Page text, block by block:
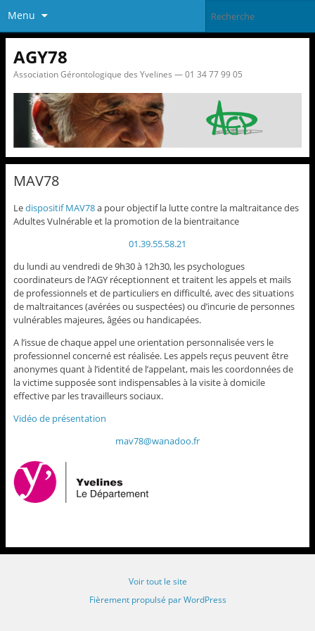
Menu
AGY78
Association Gérontologique des Yvelines — 01 34 77 99 05
MAV78
Ledispositif MAV78a pour objectif la lutte contre la maltraitance des
Adultes Vulnérable et la promotion de la bientraitance
01.39.55.58.21
du lundi au vendredi de 9h30 à 12h30, les psychologues
coordinateurs de l’AGY réceptionnent et traitent les appels et mails
de professionnels et de particuliers en difficulté, avec des situations
de maltraitances (avérées ou suspectées) ou d’incurie de personnes
vulnérables majeures, âgées ou handicapées.
A l’issue de chaque appel une orientation personnalisée vers le
professionnel concerné est réalisée. Les appels reçus peuvent être
anonymes quant à l’identité de l’appelant, mais les coordonnées de
la victime supposée sont indispensables à la visite à domicile
effective par les travailleurs sociaux.
Vidéo de présentation
mav78@wanadoo.fr
Voir tout le site
Fièrement propulsé par WordPress